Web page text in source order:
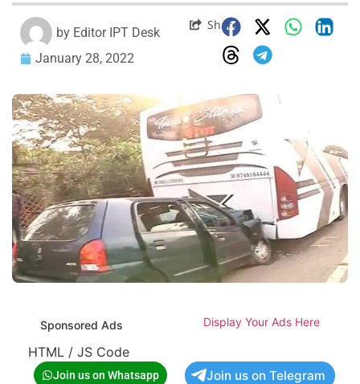
by Editor IPT Desk
January 28, 2022
Share
Sponsored Ads Display Your Ads Here
HTML / JS Code
Join us on Whatsapp Join us on Telegram